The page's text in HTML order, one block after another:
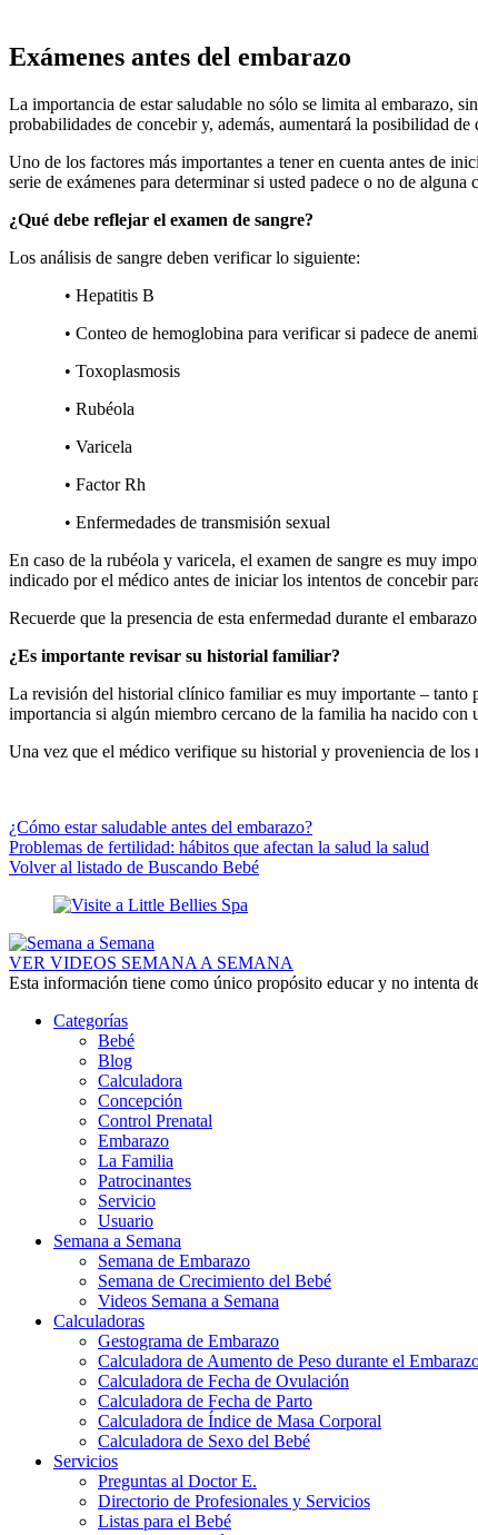
Exámenes antes del embarazo
La importancia de estar saludable no sólo se limita al embarazo,
probabilidades de concebir y, además, aumentará la posibilidad
Uno de los factores más importantes a tener en cuenta antes de
serie de exámenes para determinar si usted padece o no de
¿Qué debe reflejar el examen de sangre?
Los análisis de sangre deben verificar lo siguiente:
• Hepatitis B
• Conteo de hemoglobina para verificar si padece de
• Toxoplasmosis
• Rubéola
• Varicela
• Factor Rh
• Enfermedades de transmisión sexual
En caso de la rubéola y varicela, el examen de sangre es muy
indicado por el médico antes de iniciar los intentos de concebir
Recuerde que la presencia de esta enfermedad durante el
¿Es importante revisar su historial familiar?
La revisión del historial clínico familiar es muy importante – tanto
importancia si algún miembro cercano de la familia ha nacido
Una vez que el médico verifique su historial y proveniencia de los
¿Cómo estar saludable antes del embarazo?
Problemas de fertilidad: hábitos que afectan la salud la salud
Volver al listado de Buscando Bebé
VER VIDEOS SEMANA A SEMANA
Esta información tiene como único propósito educar y no intenta
Categorías
Bebé
Blog
Calculadora
Concepción
Control Prenatal
Embarazo
La Familia
Patrocinantes
Servicio
Usuario
Semana a Semana
Semana de Embarazo
Semana de Crecimiento del Bebé
Videos Semana a Semana
Calculadoras
Gestograma de Embarazo
Calculadora de Aumento de Peso durante el
Calculadora de Fecha de Ovulación
Calculadora de Fecha de Parto
Calculadora de Índice de Masa Corporal
Calculadora de Sexo del Bebé
Servicios
Preguntas al Doctor E.
Directorio de Profesionales y Servicios
Listas para el Bebé